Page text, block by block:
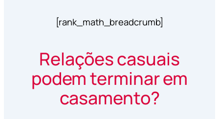
[rank_math_breadcrumb]
Relações casuais
podem terminar em
casamento?